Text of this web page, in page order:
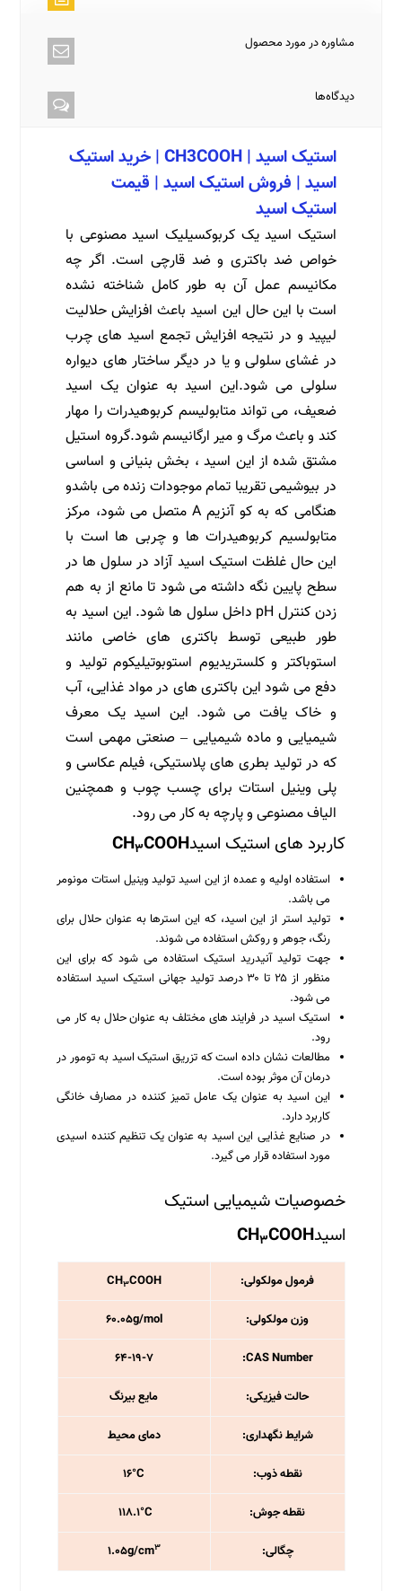
مشاوره در مورد محصول
دیدگاه‌ها
استیک اسید | CH3COOH | خرید استیک
اسید | فروش استیک اسید | قیمت
استیک اسید
استیک اسید یک کربوکسیلیک اسید مصنوعی با
خواص ضد باکتری و ضد قارچی است. اگر چه
مکانیسم عمل آن به طور کامل شناخته نشده
است با این حال این اسید باعث افزایش حلالیت
لیپید و در نتیجه افزایش تجمع اسید های چرب
در غشای سلولی و یا در دیگر ساختار های دیواره
سلولی می شود.این اسید به عنوان یک اسید
ضعیف، می تواند متابولیسم کربوهیدرات را مهار
کند و باعث مرگ و میر ارگانیسم شود.گروه استیل
مشتق شده از این اسید ، بخش بنیانی و اساسی
در بیوشیمی تقریبا تمام موجودات زنده می باشدو
هنگامی که به کو آنزیم A متصل می شود، مرکز
متابولسیم کربوهیدرات ها و چربی ها است با
این حال غلظت استیک اسید آزاد در سلول ها در
سطح پایین نگه داشته می شود تا مانع از به هم
زدن کنترل pH داخل سلول ها شود. این اسید به
طور طبیعی توسط باکتری های خاصی مانند
استوباکتر و کلستریدیوم استوبوتیلیکوم تولید و
دفع می شود این باکتری های در مواد غذایی، آب
و خاک یافت می شود. این اسید یک معرف
شیمیایی و ماده شیمیایی – صنعتی مهمی است
که در تولید بطری های پلاستیکی، فیلم عکاسی و
پلی وینیل استات برای چسب چوب و همچنین
الیاف مصنوعی و پارچه به کار می رود.
کاربرد های استیک اسید CH۳COOH
استفاده اولیه و عمده از این اسید تولید وینیل استات مونومر
می باشد.
تولید استر از این اسید، که این استرها به عنوان حلال برای
رنگ، جوهر و روکش استفاده می شوند.
جهت تولید آنیدرید استیک استفاده می شود که برای این
منظور از ۲۵ تا ۳۰ درصد تولید جهانی استیک اسید استفاده
می شود.
استیک اسید در فرایند های مختلف به عنوان حلال به کار می
رود.
مطالعات نشان داده است که تزریق استیک اسید به تومور در
درمان آن موثر بوده است.
این اسید به عنوان یک عامل تمیز کننده در مصارف خانگی
کاربرد دارد.
در صنایع غذایی این اسید به عنوان یک تنظیم کننده اسیدی
مورد استفاده قرار می گیرد.
خصوصیات شیمیایی استیک
اسید
CH۳COOH
فرمول مولکولی: CH۳COOH
وزن مولکولی: ۶۰.۰۵g/mol
CAS Number: ۶۴-۱۹-۷
حالت فیزیکی: مایع بیرنگ
شرایط نگهداری: دمای محیط
نقطه ذوب: ۱۶°C
نقطه جوش: ۱۱۸.۱°C
چگالی: ۱.۰۵g/cm۳